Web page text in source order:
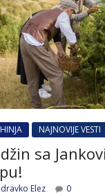
NAJNOVIJE VESTI
sa
Elez 0